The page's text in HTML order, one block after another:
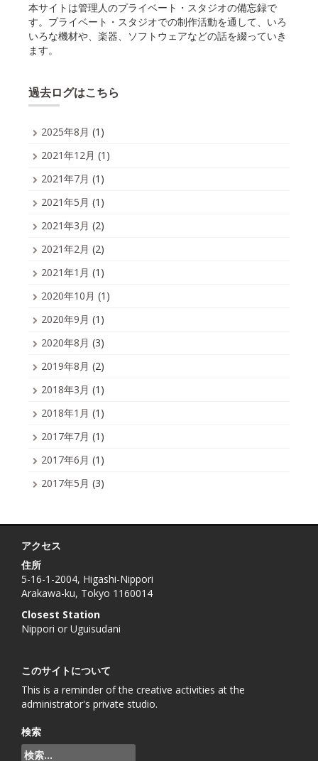
本サイトは管理人のプライベート・スタジオの備忘録で
す。プライベート・スタジオでの制作活動を通して、いろ
いろな機材や、楽器、ソフトウェアなどの話を綴っていき
ます。
過去ログはこちら
2025年8月 (1)
2021年12月 (1)
2021年7月 (1)
2021年5月 (1)
2021年3月 (2)
2021年2月 (2)
2021年1月 (1)
2020年10月 (1)
2020年9月 (1)
2020年8月 (3)
2019年8月 (2)
2018年3月 (1)
2018年1月 (1)
2017年7月 (1)
2017年6月 (1)
2017年5月 (3)
アクセス
住所
5-16-1-2004, Higashi-Nippori
Arakawa-ku, Tokyo 1160014
Closest Station
Nippori or Uguisudani
このサイトについて
This is a reminder of the creative activities at the
administrator's private studio.
検索
検